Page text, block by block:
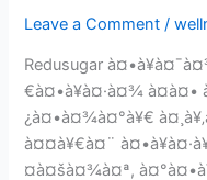
Leave a Comment /
Redusugar
€à¤•à¥à¤·à¤¾
¿à¤•à¤¾à¤°à¥€
à¤¤à¥€à¤¨
¤à¤šà¤¾à¤ª,